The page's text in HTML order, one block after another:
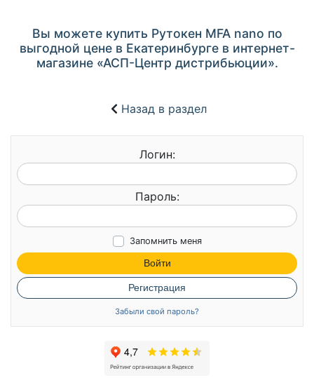
Вы можете купить Рутокен MFA nano по
выгодной цене в Екатеринбурге в интернет-
магазине «АСП-Центр дистрибьюции».
Назад в раздел
Логин:
Пароль:
Запомнить меня
Войти
Регистрация
Забыли свой пароль?